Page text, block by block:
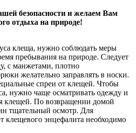
безопасности и желаем Вам
отдыха на природе!
клеща, нужно соблюдать меры
пребывания на природе. Следует
с манжетами, плотно
желательно заправлять в носки.
спреи от клещей. Чтобы
нужно чаще осматривать одежду и
клещей. По возвращении домой
тщательный осмотр. Для
клещевого энцефалита необходимо